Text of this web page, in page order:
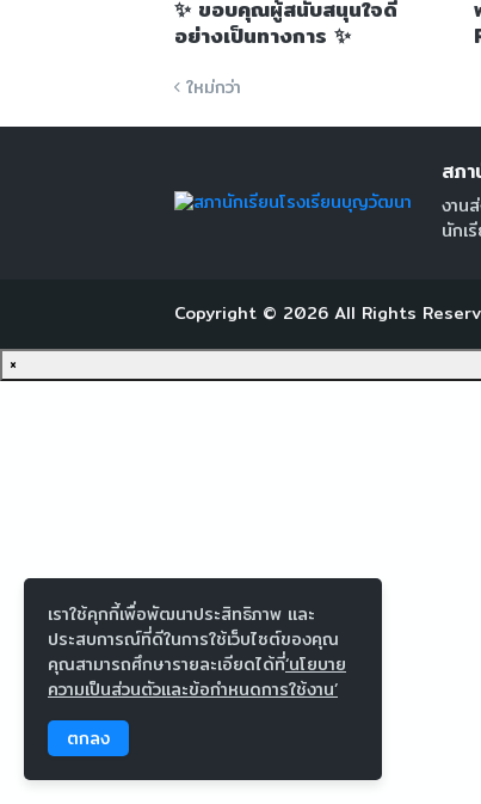
✨ ขอบคุณผู้สนับสนุนใจดี
อย่างเป็นทางการ ✨
ใหม่กว่า
สภ
งาน
นักเ
Copyright © 2026All Rights
เราใช้คุกกี้เพื่อพัฒนาประสิทธิภาพ และ
ประสบการณ์ที่ดีในการใช้เว็บไซต์ของคุณ
คุณสามารถศึกษารายละเอียดได้ที่‘นโยบาย
ความเป็นส่วนตัวและข้อกำหนดการใช้งาน’
ตกลง
×